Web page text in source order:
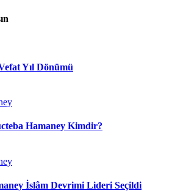
Yıl Dönümü
Hamaney Kimdir?
İslâm Devrimi Lideri Seçildi